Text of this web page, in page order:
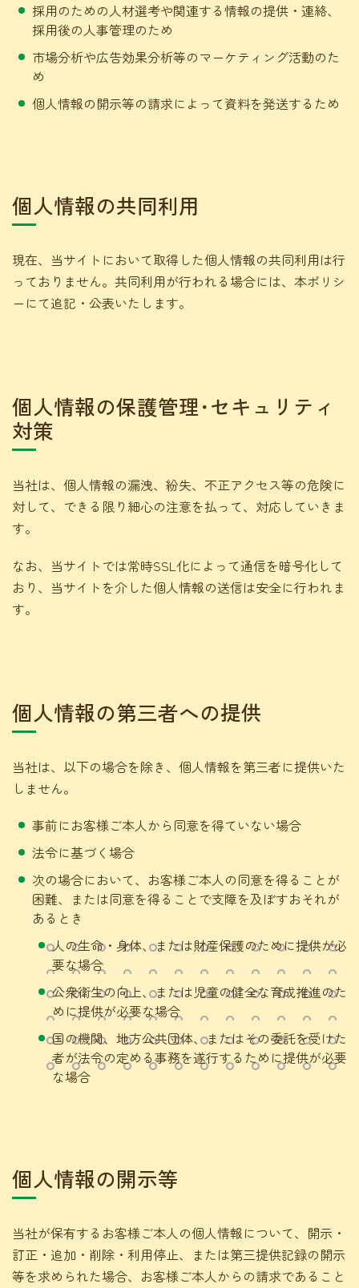
採用のための人材選考や関連する情報の提供・連絡、
採用後の人事管理のため
市場分析や広告効果分析等のマーケティング活動のた
め
個人情報の開示等の請求によって資料を発送するため
個人情報の共同利用
現在、当サイトにおいて取得した個人情報の共同利用は行
っておりません。共同利用が行われる場合には、本ポリシ
ーにて追記・公表いたします。
個人情報の保護管理･セキュリティ
対策
当社は、個人情報の漏洩、紛失、不正アクセス等の危険に
対して、できる限り細心の注意を払って、対応していきま
す。
なお、当サイトでは常時SSL化によって通信を暗号化して
おり、当サイトを介した個人情報の送信は安全に行われま
す。
個人情報の第三者への提供
当社は、以下の場合を除き、個人情報を第三者に提供いた
しません。
事前にお客様ご本人から同意を得ていない場合
法令に基づく場合
次の場合において、お客様ご本人の同意を得ることが
困難、または同意を得ることで支障を及ぼすおそれが
あるとき
人の生命・身体、または財産保護のために提供が必
要な場合
公衆衛生の向上、または児童の健全な育成推進のた
めに提供が必要な場合
国の機関、地方公共団体、またはその委託を受けた
者が法令の定める事務を遂行するために提供が必要
な場合
個人情報の開示等
当社が保有するお客様ご本人の個人情報について、開示・
訂正・追加・削除・利用停止、または第三提供記録の開示
等を求められた場合、お客様ご本人からの請求であること